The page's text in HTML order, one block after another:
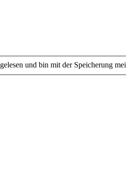
gelesen und bin mit der Speicherung